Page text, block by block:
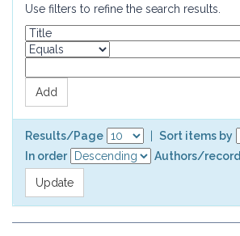
Use filters to refine the search results.
Results/Page
Sort items by
In order
Authors/record